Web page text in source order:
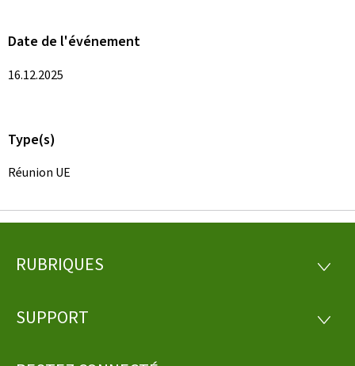
Date de l'événement
16.12.2025
Type(s)
Réunion UE
Pied
page
RUBRIQUES
SUPPORT